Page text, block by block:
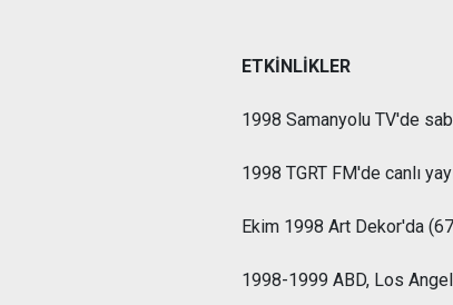
ETKİNLİKLER
1998 Samanyolu TV'de
1998 TGRT FM'de canlı
Ekim 1998 Art Dekor'da
1998-1999 ABD, Los